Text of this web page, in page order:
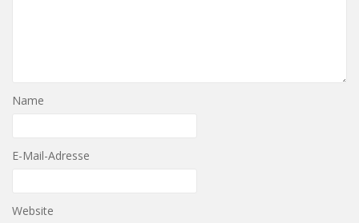
Name
E-Mail-Adresse
Website